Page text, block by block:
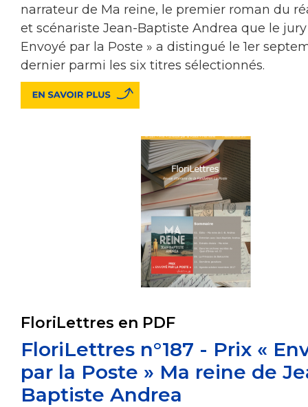
narrateur de Ma reine, le premier roman du
et scénariste Jean-Baptiste Andrea que le
Envoyé par la Poste » a distingué le 1er
dernier parmi les six titres sélectionnés.
FloriLettres en PDF
FloriLettres n°187 - Prix «
par la Poste » Ma reine de
Baptiste Andrea